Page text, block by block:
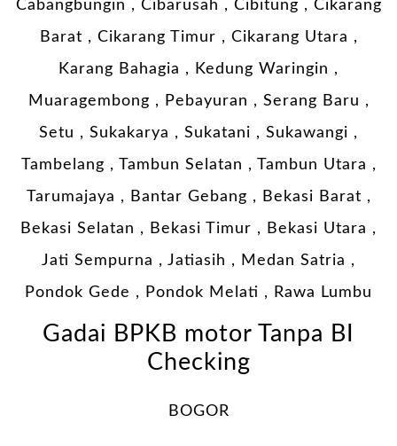
Cabangbungin , Cibarusah , Cibitung , Cikarang
Barat , Cikarang Timur , Cikarang Utara ,
Karang Bahagia , Kedung Waringin ,
Muaragembong , Pebayuran , Serang Baru ,
Setu , Sukakarya , Sukatani , Sukawangi ,
Tambelang , Tambun Selatan , Tambun Utara ,
Tarumajaya , Bantar Gebang , Bekasi Barat ,
Bekasi Selatan , Bekasi Timur , Bekasi Utara ,
Jati Sempurna , Jatiasih , Medan Satria ,
Pondok Gede , Pondok Melati , Rawa Lumbu
Gadai BPKB motor Tanpa BI
Checking
BOGOR